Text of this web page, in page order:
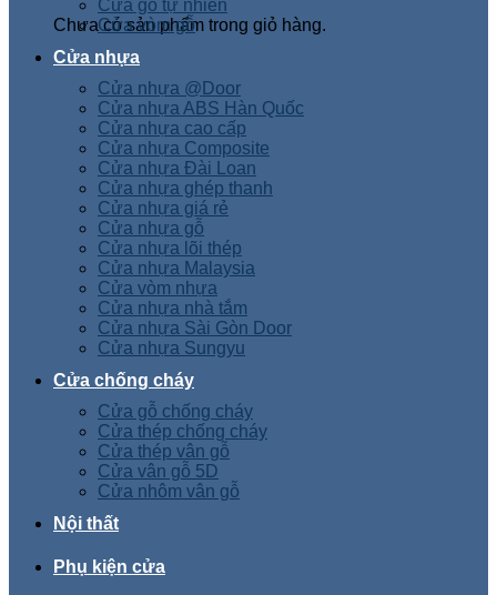
Chưa có sản phẩm trong giỏ hàng.
Cửa gỗ tự nhiên
Cửa vòm gỗ
Cửa nhựa
Cửa nhựa @Door
Cửa nhựa ABS Hàn Quốc
Cửa nhựa cao cấp
Cửa nhựa Composite
Cửa nhựa Đài Loan
Cửa nhựa ghép thanh
Cửa nhựa giá rẻ
Cửa nhựa gỗ
Cửa nhựa lõi thép
Cửa nhựa Malaysia
Cửa vòm nhựa
Cửa nhựa nhà tắm
Cửa nhựa Sài Gòn Door
Cửa nhựa Sungyu
Cửa chống cháy
Cửa gỗ chống cháy
Cửa thép chống cháy
Cửa thép vân gỗ
Cửa vân gỗ 5D
Cửa nhôm vân gỗ
Nội thất
Phụ kiện cửa